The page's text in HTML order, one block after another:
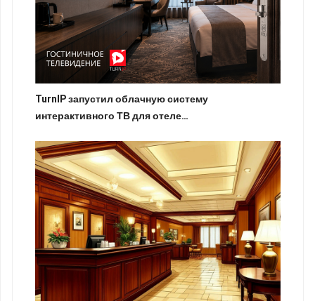
TurnIP запустил облачную систему
интерактивного ТВ для отеле…